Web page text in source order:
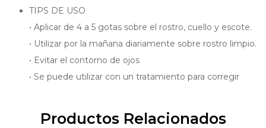
TIPS DE USO
• Aplicar de 4 a 5 gotas sobre el rostro, cuello y escote.
• Utilizar por la mañana diariamente sobre rostro limpio.
• Evitar el contorno de ojos
• Se puede utilizar con un tratamiento para corregir
Productos Relacionados